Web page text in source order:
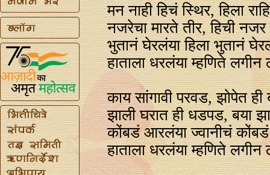
मन नाही हिचं स्थिर, हिला
नजरेचा मारते तीर, हिची नजर
भुतानं घेरलंया हिला भुतानं
हाताला धरलंया म्हणिते लगीन
काय सांगावी परवड, झोपेत
झाली घरात ही धडपड, बया
कोंबडं आरलंया ज्वानीचं
हाताला धरलंया म्हणिते लगीन